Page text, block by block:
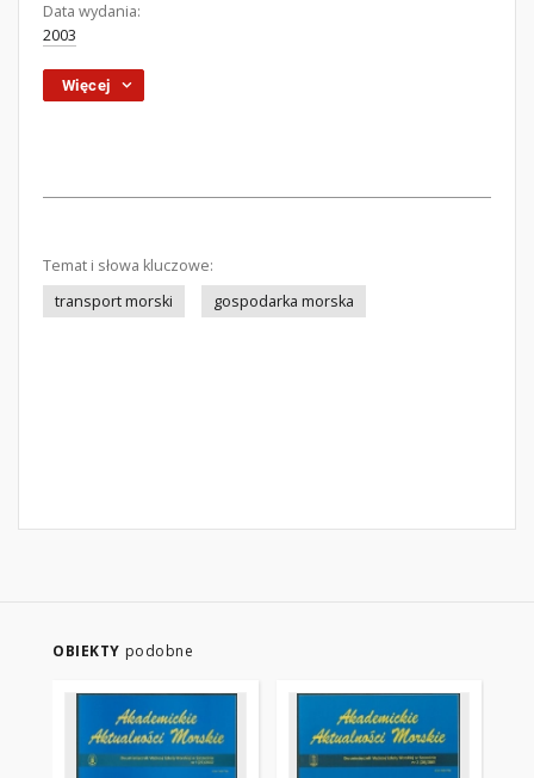
Data wydania:
2003
Więcej
Temat i słowa kluczowe:
transport morski
gospodarka morska
OBIEKTY podobne